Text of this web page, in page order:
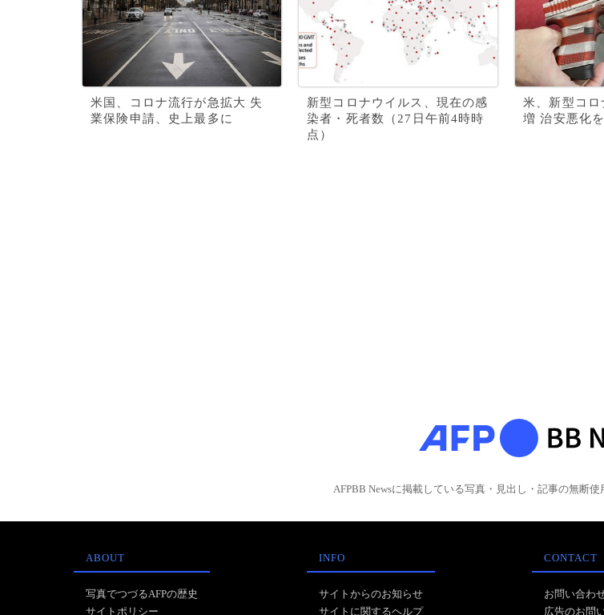
米国、コロナ流行が急拡大 失
業保険申請、史上最多に
新型コロナウイルス、現在の感
染者・死者数（27日午前4時時
点）
米、新型コロ
増 治安悪化
AFPBB Newsに掲載している写真・見出し・記事の無断
ABOUT
写真でつづるAFPの歴史
サイトポリシー
INFO
サイトからのお知らせ
サイトに関するヘルプ
CONTACT
お問い合わ
広告のお問